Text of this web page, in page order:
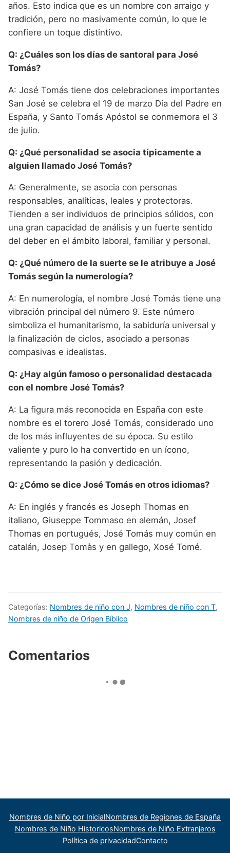
años. Esto indica que es un nombre con arraigo y
tradición, pero no masivamente común, lo que le
confiere un toque distintivo.
Q: ¿Cuáles son los días de santoral para José
Tomás?
A: José Tomás tiene dos celebraciones importantes
San José se celebra el 19 de marzo Día del Padre en
España, y Santo Tomás Apóstol se conmemora el 3
de julio.
Q: ¿Qué personalidad se asocia típicamente a
alguien llamado José Tomás?
A: Generalmente, se asocia con personas
responsables, analíticas, leales y protectoras.
Tienden a ser individuos de principios sólidos, con
una gran capacidad de análisis y un fuerte sentido
del deber en el ámbito laboral, familiar y personal.
Q: ¿Qué número de la suerte se le atribuye a José
Tomás según la numerología?
A: En numerología, el nombre José Tomás tiene una
vibración principal del número 9. Este número
simboliza el humanitarismo, la sabiduría universal y
la finalización de ciclos, asociado a personas
compasivas e idealistas.
Q: ¿Hay algún famoso o personalidad destacada
con el nombre José Tomás?
A: La figura más reconocida en España con este
nombre es el torero José Tomás, considerado uno
de los más influyentes de su época. Su estilo
valiente y puro lo ha convertido en un ícono,
representando la pasión y dedicación.
Q: ¿Cómo se dice José Tomás en otros idiomas?
A: En inglés y francés es Joseph Thomas en
italiano, Giuseppe Tommaso en alemán, Josef
Thomas en portugués, José Tomás muy común en
catalán, Josep Tomàs y en gallego, Xosé Tomé.
Categorías: Nombres de niño con J, Nombres de niño con T,
Nombres de niño de Origen Bíblico
Comentarios
Nombres de Niño por InicialNombres de Regiones de España
Nombres de Niño HistoricosNombres de Niño Extranjeros
Política de privacidadContacto